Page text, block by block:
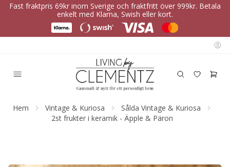
Fast fraktpris 69kr inom Sverige och fraktfritt över 999kr. Betala
enkelt med Klarna, Swish eller kort.
Hem Vintage & Kuriosa
Sålda Vintage & Kuriosa
2st frukter i keramik - Äpple & Päron